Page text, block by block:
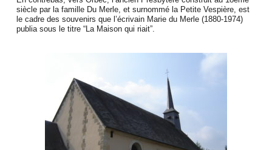
siècle par la famille Du Merle, et surnommé la Petite Vespière, est
le cadre des souvenirs que l’écrivain Marie du Merle (1880-1974)
publia sous le titre “La Maison qui riait”.